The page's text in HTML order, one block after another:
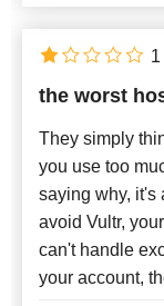
the worst
They simply
you use too
saying why, it's
avoid Vultr,
can't handle
your account,
1